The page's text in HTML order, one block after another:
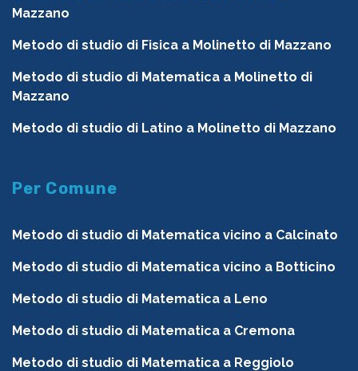
Mazzano
Metodo di studio di Fisica a Molinetto di Mazzano
Metodo di studio di Matematica a Molinetto di
Mazzano
Metodo di studio di Latino a Molinetto di Mazzano
Per Comune
Metodo di studio di Matematica vicino a Calcinato
Metodo di studio di Matematica vicino a Botticino
Metodo di studio di Matematica a Leno
Metodo di studio di Matematica a Cremona
Metodo di studio di Matematica a Reggiolo